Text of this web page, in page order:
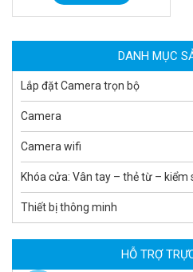
DANH MỤC
Lắp đặt Camera trọn bộ
Camera
Camera wifi
Khóa cửa: Vân tay – thẻ từ –
Thiết bị thông minh
HỖ TRỢ
Camera tích hợp đầu báo
2.039.000 đ
MUA